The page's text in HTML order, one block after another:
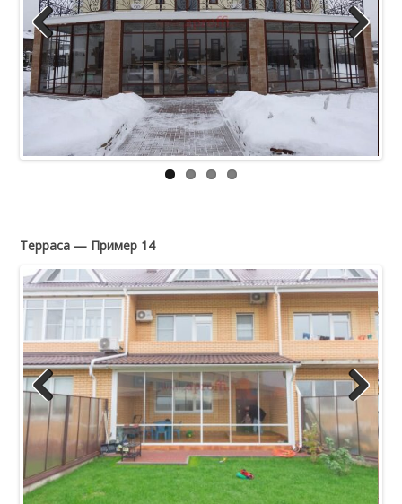
Previous Next
Терраса — Пример 14
Previous Next